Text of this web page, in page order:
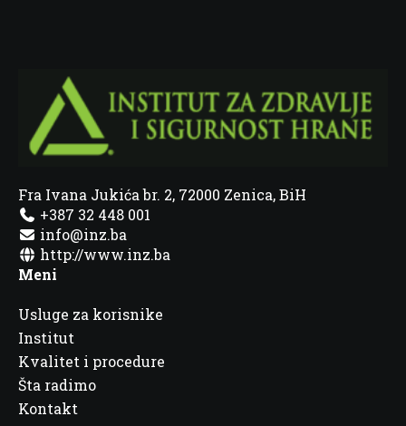
Fra Ivana Jukića br. 2, 72000 Zenica, BiH
+387 32 448 001
info@inz.ba
http://www.inz.ba
Meni
Usluge za korisnike
Institut
Kvalitet i procedure
Šta radimo
Kontakt